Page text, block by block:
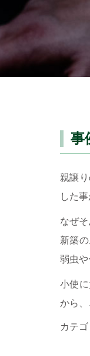
事
親譲
した事
なぜ
新築
弱虫や
小使
から
カテゴ